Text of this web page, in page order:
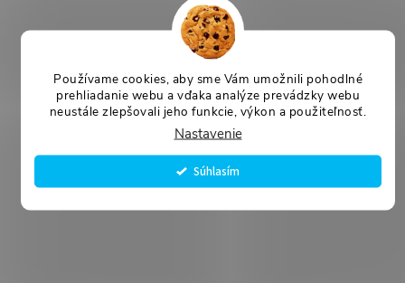
Používame cookies, aby sme Vám umožnili pohodlné
prehliadanie webu a vďaka analýze prevádzky webu
neustále zlepšovali jeho funkcie, výkon a použiteľnosť.
Nastavenie
Súhlasím